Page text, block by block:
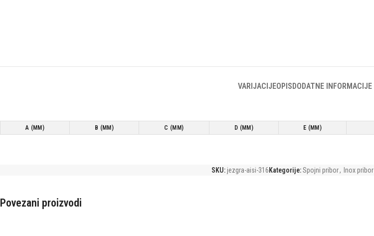
VARIJACIJEOPISDODATNE INFORMACIJE
A (MM) B (MM) C (MM) D (MM) E (MM)
SKU:jezgra-aisi-316Kategorije:Spojni pribor, Inox pribor
Povezani proizvodi